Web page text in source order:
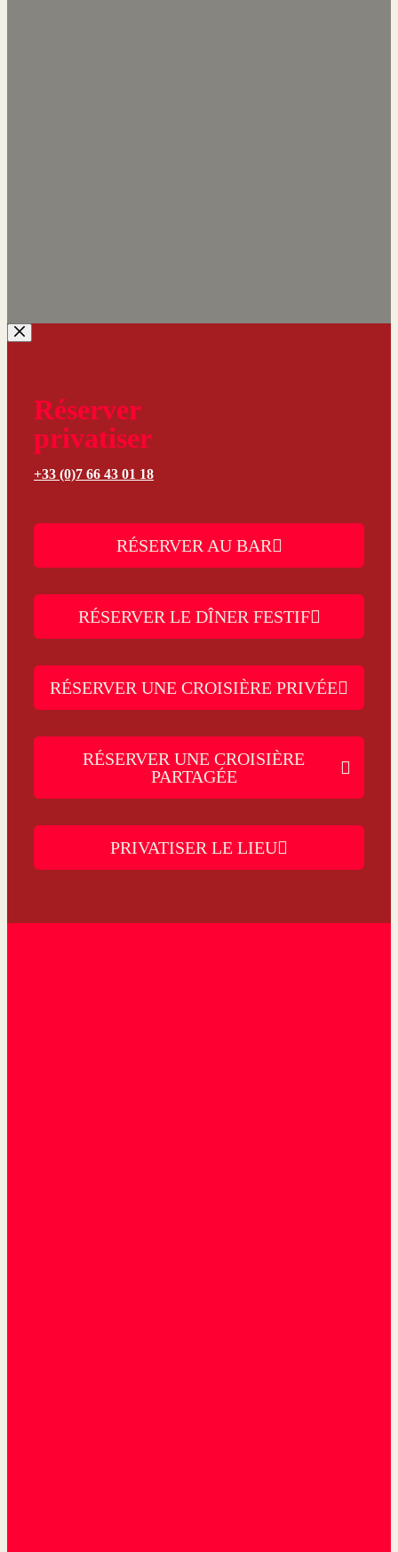
Réserver
privatiser
+33 (0)7 66 43 01 18
RÉSERVER AU BAR
RÉSERVER LE DÎNER FESTIF
RÉSERVER UNE CROISIÈRE PRIVÉE
RÉSERVER UNE CROISIÈRE
PARTAGÉE
PRIVATISER LE LIEU